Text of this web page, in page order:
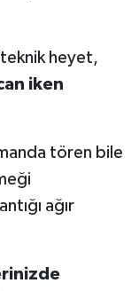
heyet,
iken
tören bile
ağır